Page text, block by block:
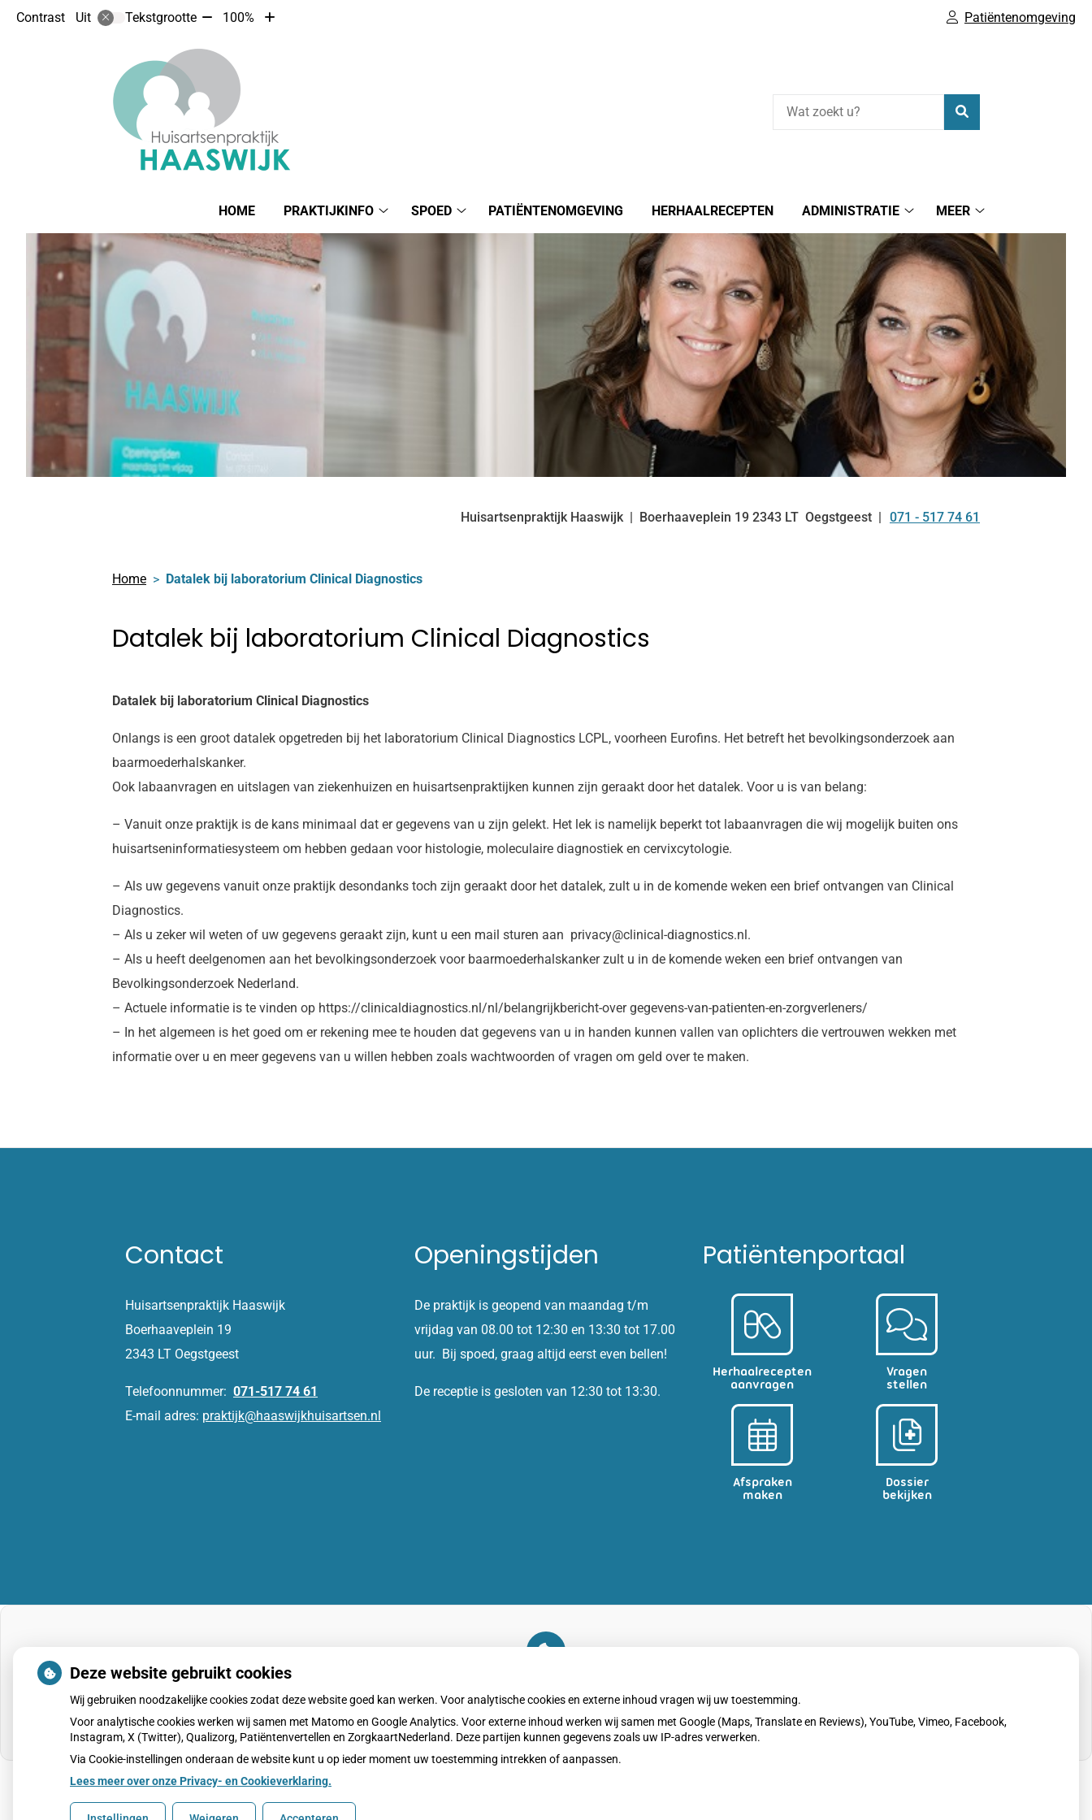
Contrast Uit Tekstgrootte Tekst
met
100%
Tekst
Patiëntenomgeving
HoofdmenuHOME
PRAKTIJKINFO
SPOED
PATIËNTENOMGEVING HERHAALRECEPTEN
ADMINISTRATIE
submenu
MEER
submenu
Huisartsenpraktijk Haaswijk Boerhaaveplein 19 2343 LT Oegstgeest Tel:
071 - 517 74 61
Home Datalek bij laboratorium Clinical Diagnostics
Datalek bij laboratorium Clinical Diagnostics
Datalek bij laboratorium Clinical Diagnostics
Onlangs is een groot datalek opgetreden bij het laboratorium Clinical Diagnostics LCPL, voorheen Eurofins. Het betreft het bevolkingsonderzoek aan
baarmoederhalskanker.
Ook labaanvragen en uitslagen van ziekenhuizen en huisartsenpraktijken kunnen zijn geraakt door het datalek. Voor u is van belang:
– Vanuit onze praktijk is de kans minimaal dat er gegevens van u zijn gelekt. Het lek is namelijk beperkt tot labaanvragen die wij mogelijk buiten ons
huisartseninformatiesysteem om hebben gedaan voor histologie, moleculaire diagnostiek en cervixcytologie.
– Als uw gegevens vanuit onze praktijk desondanks toch zijn geraakt door het datalek, zult u in de komende weken een brief ontvangen van Clinical
Diagnostics.
– Als u zeker wil weten of uw gegevens geraakt zijn, kunt u een mail sturen aan privacy@clinical-diagnostics.nl.
– Als u heeft deelgenomen aan het bevolkingsonderzoek voor baarmoederhalskanker zult u in de komende weken een brief ontvangen van
Bevolkingsonderzoek Nederland.
– Actuele informatie is te vinden op https://clinicaldiagnostics.nl/nl/belangrijkbericht-over gegevens-van-patienten-en-zorgverleners/
– In het algemeen is het goed om er rekening mee te houden dat gegevens van u in handen kunnen vallen van oplichters die vertrouwen wekken met
informatie over u en meer gegevens van u willen hebben zoals wachtwoorden of vragen om geld over te maken.
Contact
Huisartsenpraktijk Haaswijk
Boerhaaveplein 19
2343 LT Oegstgeest
Telefoonnummer: 071-517 74 61
E-mail adres: praktijk@haaswijkhuisartsen.nl
Openingstijden
De praktijk is geopend van maandag t/m
vrijdag van 08.00 tot 12:30 en 13:30 tot 17.00
uur. Bij spoed, graag altijd eerst even bellen!
De receptie is gesloten van 12:30 tot 13:30.
Patiëntenportaal
Herhaalrecepten
aanvragen
Vragen
stellen
Afspraken
maken
Dossier
bekijken
externe inhoud
die nodig is om dit te zien.
Cookie-instellingen wijzigen
Uw Zorg Online|Beheer
Deze website gebruikt cookies
Wij gebruiken noodzakelijke cookies zodat deze website goed kan werken. Voor analytische cookies en externe inhoud vragen wij uw toestemming.
Voor analytische cookies werken wij samen met Matomo en Google Analytics. Voor externe inhoud werken wij samen met Google (Maps, Translate en Reviews), YouTube, Vimeo, Facebook,
Instagram, X (Twitter), Qualizorg, Patiëntenvertellen en ZorgkaartNederland. Deze partijen kunnen gegevens zoals uw IP-adres verwerken.
Via Cookie-instellingen onderaan de website kunt u op ieder moment uw toestemming intrekken of aanpassen.
Lees meer over onze Privacy- en Cookieverklaring.